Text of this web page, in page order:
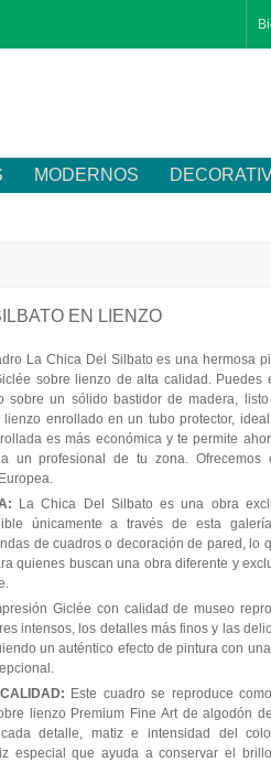
MODERNOS
EN LIENZO
La Chica Del Silbato es una hermosa
sobre lienzo de alta calidad. Puedes
sobre un sólido bastidor de madera,
enrollado en un tubo protector,
es más económica y te permite
un profesional de tu zona. Ofrecemos
La Chica Del Silbato es una obra
únicamente a través de esta
de cuadros o decoración de pared, lo
quienes buscan una obra diferente y
Giclée con calidad de museo
intensos, los detalles más finos y las
un auténtico efecto de pintura con
Este cuadro se reproduce
lienzo Premium Fine Art de algodón
detalle, matiz e intensidad del
especial que ayuda a conservar el